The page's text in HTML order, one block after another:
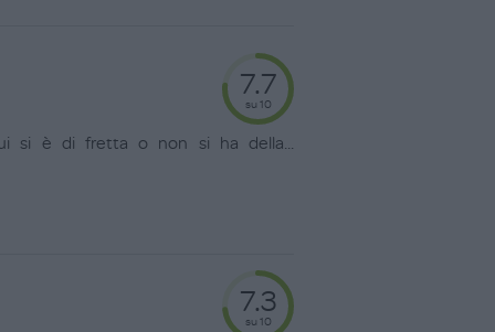
7.7
su 10
si è di fretta o non si ha della...
7.3
su 10